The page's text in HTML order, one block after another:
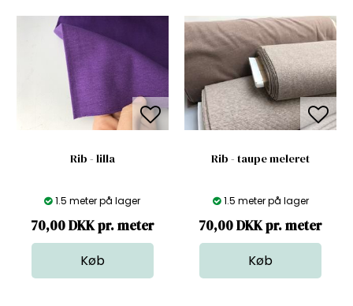
Rib - lilla
1.5 meter på lager
70,00 DKK pr. meter
Rib - taupe meleret
1.5 meter på lager
70,00 DKK pr. meter